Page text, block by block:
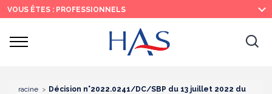
Recherche
Menu
principal
Contenu
principal
VOUS ÊTES : PROFESSIONNELS
Ouvrir
racine
Décision n°2022.0241/DC/SBP du 13 juillet 2022 du